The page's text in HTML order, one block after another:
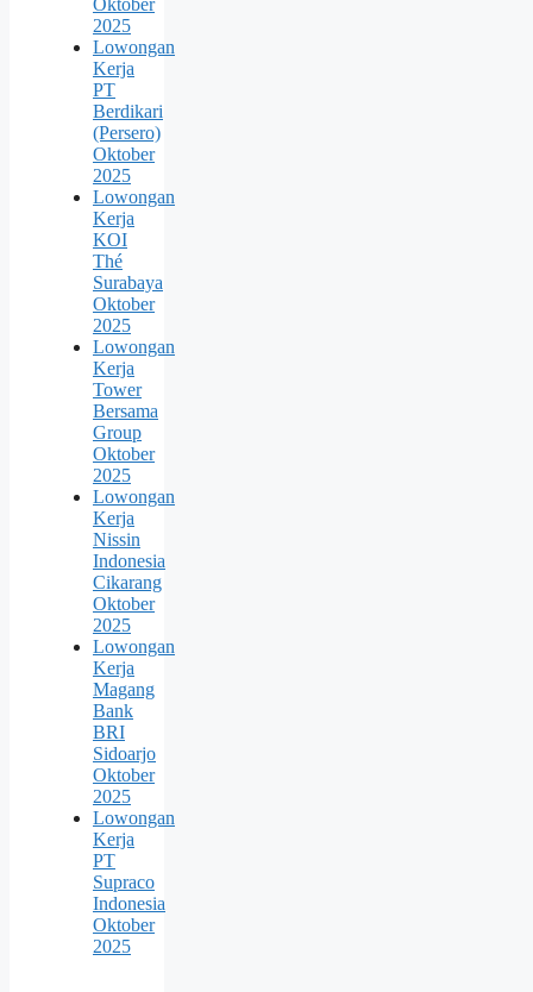
Oktober
2025
Lowongan
Kerja
PT
Berdikari
(Persero)
Oktober
2025
Lowongan
Kerja
KOI
Thé
Surabaya
Oktober
2025
Lowongan
Kerja
Tower
Bersama
Group
Oktober
2025
Lowongan
Kerja
Nissin
Indonesia
Cikarang
Oktober
2025
Lowongan
Kerja
Magang
Bank
BRI
Sidoarjo
Oktober
2025
Lowongan
Kerja
PT
Supraco
Indonesia
Oktober
2025